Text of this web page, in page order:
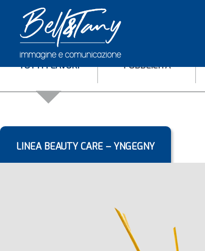
TUTTI I LAVORI PUBBLICITÀ
LINEA BEAUTY CARE – YNGEGNY